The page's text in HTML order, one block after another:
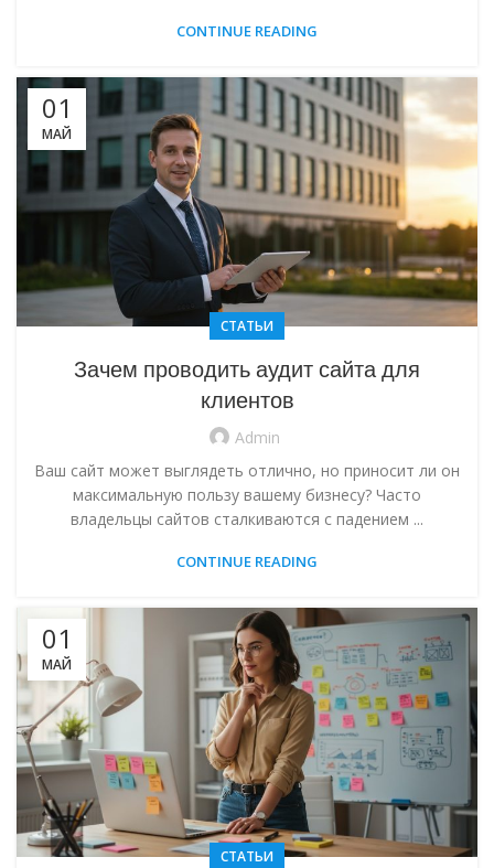
CONTINUE READING
01
МАЙ
СТАТЬИ
Зачем проводить аудит сайта для
клиентов
Admin
Ваш сайт может выглядеть отлично, но приносит ли он
максимальную пользу вашему бизнесу? Часто
владельцы сайтов сталкиваются с падением ...
CONTINUE READING
01
МАЙ
СТАТЬИ